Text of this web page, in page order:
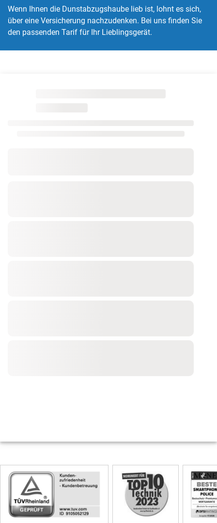
Wenn Ihnen die Dunstabzugshaube lieb ist, lohnt es sich,
über eine Versicherung nachzudenken. Bei uns finden Sie
den passenden Tarif für Ihr Lieblingsgerät.
Skip
Siegel